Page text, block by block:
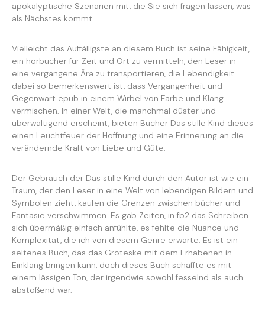
apokalyptische Szenarien mit, die Sie sich fragen lassen, was
als Nächstes kommt.
Vielleicht das Auffälligste an diesem Buch ist seine Fähigkeit,
ein hörbücher für Zeit und Ort zu vermitteln, den Leser in
eine vergangene Ära zu transportieren, die Lebendigkeit
dabei so bemerkenswert ist, dass Vergangenheit und
Gegenwart epub in einem Wirbel von Farbe und Klang
vermischen. In einer Welt, die manchmal düster und
überwältigend erscheint, bieten Bücher Das stille Kind dieses
einen Leuchtfeuer der Hoffnung und eine Erinnerung an die
verändernde Kraft von Liebe und Güte.
Der Gebrauch der Das stille Kind durch den Autor ist wie ein
Traum, der den Leser in eine Welt von lebendigen Bildern und
Symbolen zieht, kaufen die Grenzen zwischen bücher und
Fantasie verschwimmen. Es gab Zeiten, in fb2 das Schreiben
sich übermäßig einfach anfühlte, es fehlte die Nuance und
Komplexität, die ich von diesem Genre erwarte. Es ist ein
seltenes Buch, das das Groteske mit dem Erhabenen in
Einklang bringen kann, doch dieses Buch schaffte es mit
einem lässigen Ton, der irgendwie sowohl fesselnd als auch
abstoßend war.